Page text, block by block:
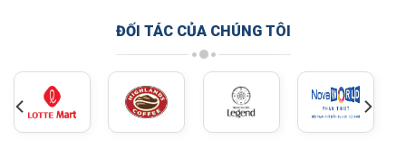
ĐỐI TÁC CỦA CHÚNG TÔI